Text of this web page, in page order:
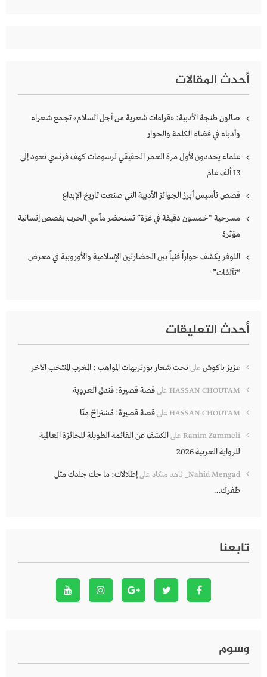
أحدث المقالات
صالون طنجة الأدبية: «قراءات شعرية من أجل السلام» تجمع شعراء
وأدباء في فضاء الكلمة والحوار
علماء يحددون لأول مرة العمر الحقيقي لرسومات كهف فرنسي تعود إلى
13 ألف عام
قصص تأسيس أبرز الجوائز الأدبية التي صنعت تاريخ الإبداع
مسرحية “خمسون دقيقة في غزة” تستحضر مآسي الحرب بقصص إنسانية
مؤثرة
اللوفر يكشف حواراً فنياً بين الحضارتين الإسلامية والأوروبية في معرض
“تآلفات”
أحدث التعليقات
عزيز باكوش علىتحت شعار بورتريهات المواهب : المغرب المنتخب الآخر
HASSAN CHOUTAM علىقصة قصيرة: فندق العروبة
HASSAN CHOUTAM علىقصة قصيرة: مُسْتراحٌ مِنّا
Ranim Zammeli علىالكشف عن القائمة الطويلة للجائزة العالمية
للرواية العربية 2026
Nahid Mengad_ ناهد منكاد علىإطلالات: ما حك جلدك مثل
ظفرك…
تابعنا
وسوم